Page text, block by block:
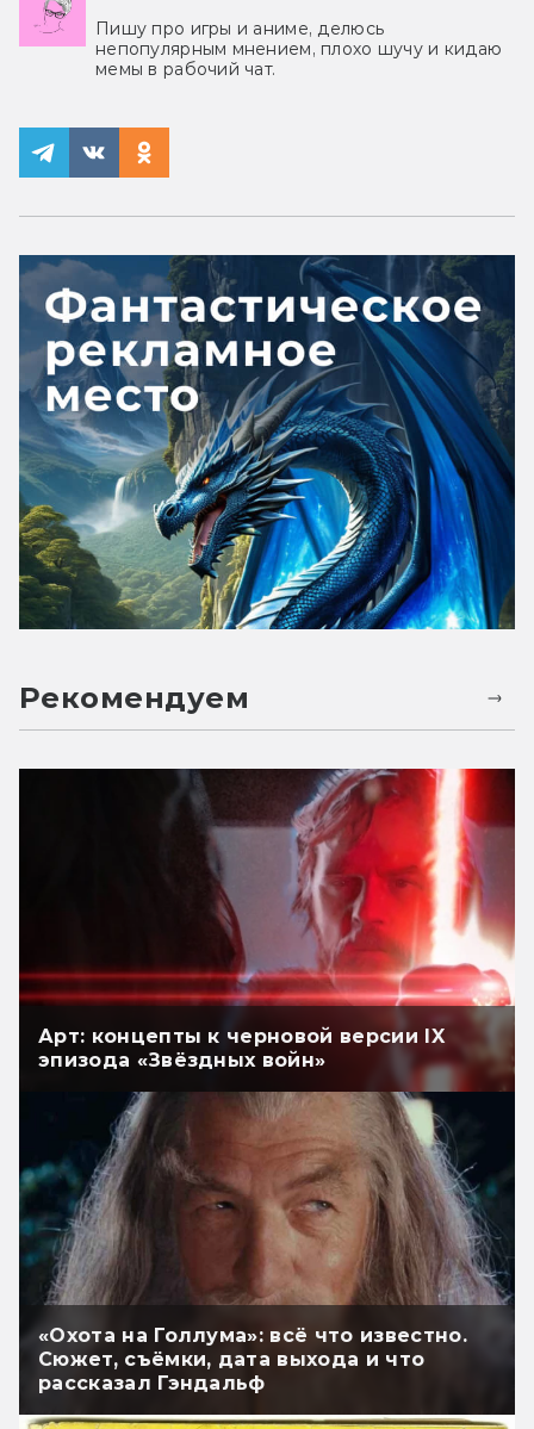
Пишу про игры и аниме, делюсь
непопулярным мнением, плохо шучу и кидаю
мемы в рабочий чат.
Рекомендуем
Арт: концепты к черновой версии IX
эпизода «Звёздных войн»
«Охота на Голлума»: всё что известно.
Сюжет, съёмки, дата выхода и что
рассказал Гэндальф